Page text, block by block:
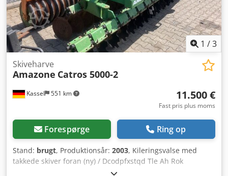
1 /3
Kassel 551 km
Skiveharve
Amazone Catros 5000-2
11.500 €
Fast pris plus moms
Forespørge Ring op
Stand: brugt, Produktionsår: 2003, Kileringsvalse med
takkede skiver foran (ny) / Dcodpfxstqd Tle Ah Rok